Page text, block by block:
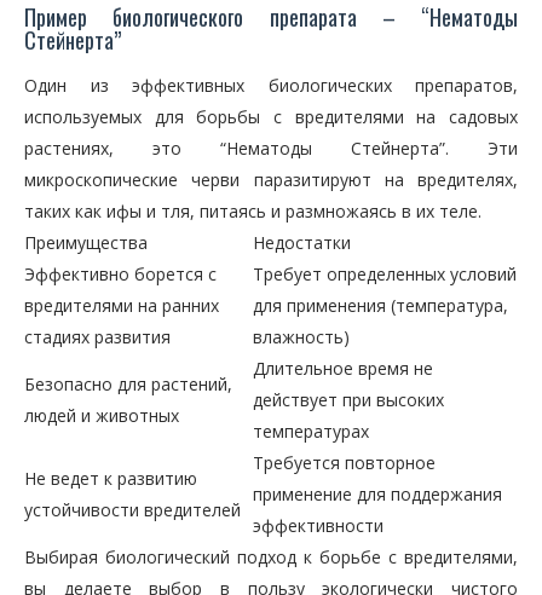
Пример биологического препарата – “Нематоды
Стейнерта”
Один из эффективных биологических препаратов,
используемых для борьбы с вредителями на садовых
растениях, это “Нематоды Стейнерта”. Эти
микроскопические черви паразитируют на вредителях,
таких как ифы и тля, питаясь и размножаясь в их теле.
Преимущества
Недостатки
Эффективно борется с
вредителями на ранних
стадиях развития
Требует определенных условий
для применения (температура,
влажность)
Безопасно для растений,
людей и животных
Длительное время не
действует при высоких
температурах
Не ведет к развитию
устойчивости вредителей
Требуется повторное
применение для поддержания
эффективности
Выбирая биологический подход к борьбе с вредителями,
вы делаете выбор в пользу экологически чистого